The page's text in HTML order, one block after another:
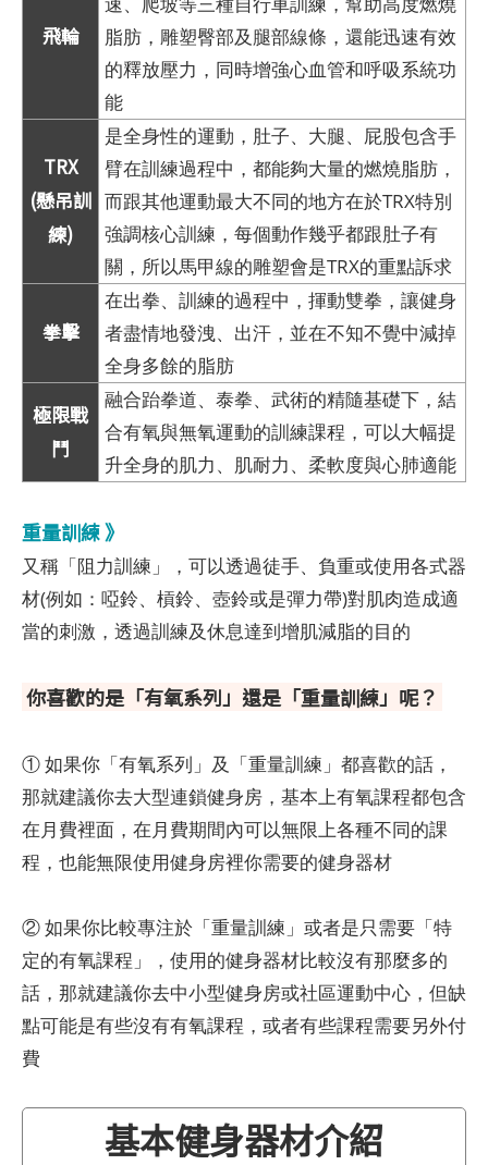
飛輪
脂肪，雕塑臀部及腿部線條，還能迅速有效
的釋放壓力，同時增強心血管和呼吸系統功
能
TRX
(懸吊訓
練)
是全身性的運動，肚子、大腿、屁股包含手
臂在訓練過程中，都能夠大量的燃燒脂肪，
而跟其他運動最大不同的地方在於TRX特別
強調核心訓練，每個動作幾乎都跟肚子有
關，所以馬甲線的雕塑會是TRX的重點訴求
拳擊
在出拳、訓練的過程中，揮動雙拳，讓健身
者盡情地發洩、出汗，並在不知不覺中減掉
全身多餘的脂肪
極限戰
鬥
融合跆拳道、泰拳、武術的精隨基礎下，結
合有氧與無氧運動的訓練課程，可以大幅提
升全身的肌力、肌耐力、柔軟度與心肺適能
重量訓練 》
又稱「阻力訓練」，可以透過徒手、負重或使用各式器
材(例如：啞鈴、槓鈴、壺鈴或是彈力帶)對肌肉造成適
當的刺激，透過訓練及休息達到增肌減脂的目的
你喜歡的是「有氧系列」還是「重量訓練」呢？
① 如果你「有氧系列」及「重量訓練」都喜歡的話，
那就建議你去大型連鎖健身房，基本上有氧課程都包含
在月費裡面，在月費期間內可以無限上各種不同的課
程，也能無限使用健身房裡你需要的健身器材
② 如果你比較專注於「重量訓練」或者是只需要「特
定的有氧課程」，使用的健身器材比較沒有那麼多的
話，那就建議你去中小型健身房或社區運動中心，但缺
點可能是有些沒有有氧課程，或者有些課程需要另外付
費
基本健身器材介紹